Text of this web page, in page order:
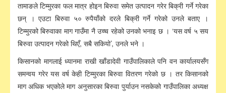
तामाङले टिम्मुरका फल मात्र होइन बिरुवा समेत उत्पादन गरेर बिक्री गर्ने गरेका
छन् । एउटा बिरुवा ५० रुपैयाँको दरले बिक्री गर्ने गरेको उनले बताए ।
टिम्मुरको बिरुवाका माग गाउँमा नै उच्च रहेको उनको भनाइ छ । ‘यस वर्ष ५ सय
बिरुवा उत्पादन गरेको थिएँ, सबै सकियो’, उनले भने ।
किसानको मागलाई ध्यानमा राखी खाँडादेवी गाउँपालिकाले पनि वन कार्यालयसँग
समन्वय गरेर यस वर्ष केही टिम्मुरका बिरुवा वितरण गरेको छ । तर किसानको
माग अधिक भएकोले माग अनुसारका बिरुवा पुर्याउन नसकेको गाउँपालिका अध्यक्ष